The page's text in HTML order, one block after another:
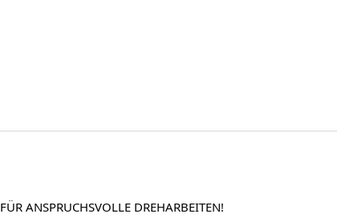
ANSPRUCHSVOLLE DREHARBEITEN!